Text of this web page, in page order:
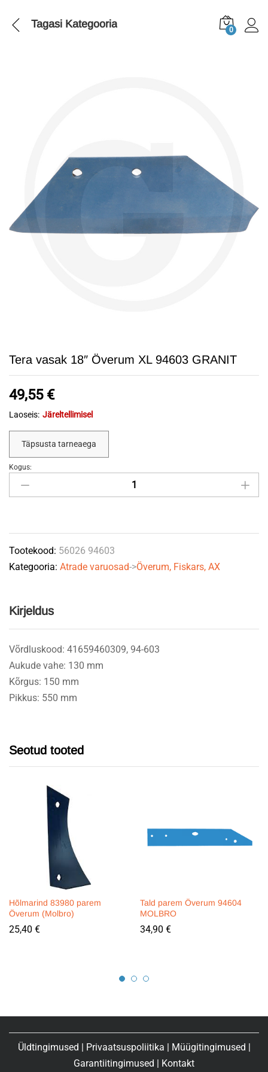
Tagasi Kategooria 0
Tera vasak 18″ Överum XL 94603 GRANIT
49,55 €
Laoseis: Järeltellimisel
Täpsusta tarneaega
Tera
vasak
XL
94603
GRANIT
Kogus:
Tootekood: 56026 94603
Kategooria: Atrade varuosad->Överum, Fiskars, AX
Kirjeldus
Võrdluskood: 41659460309, 94-603
Aukude vahe: 130 mm
Kõrgus: 150 mm
Pikkus: 550 mm
Seotud tooted
Hõlmarind 83980 parem
Överum (Molbro)
25,40 €
Tald parem Överum 94604
MOLBRO
34,90 €
Üldtingimused Privaatsuspoliitika Müügitingimused
Garantiitingimused
Kontakt